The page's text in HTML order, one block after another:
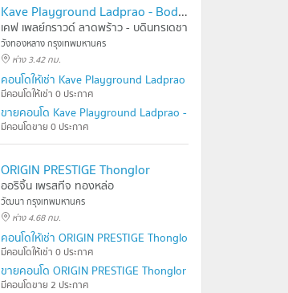
Kave Playground Ladprao - Bodindecha
เคฟ เพลย์กราวด์ ลาดพร้าว - บดินทรเดชา
วังทองหลาง กรุงเทพมหานคร
ห่าง 3.42 กม.
คอนโดให้เช่า Kave Playground Ladprao - Bodindecha
มีคอนโดให้เช่า 0 ประกาศ
ขายคอนโด Kave Playground Ladprao - Bodindecha
มีคอนโดขาย 0 ประกาศ
ORIGIN PRESTIGE Thonglor
ออริจิ้น เพรสทีจ ทองหล่อ
วัฒนา กรุงเทพมหานคร
ห่าง 4.68 กม.
คอนโดให้เช่า ORIGIN PRESTIGE Thonglor
มีคอนโดให้เช่า 0 ประกาศ
ขายคอนโด ORIGIN PRESTIGE Thonglor
มีคอนโดขาย 2 ประกาศ